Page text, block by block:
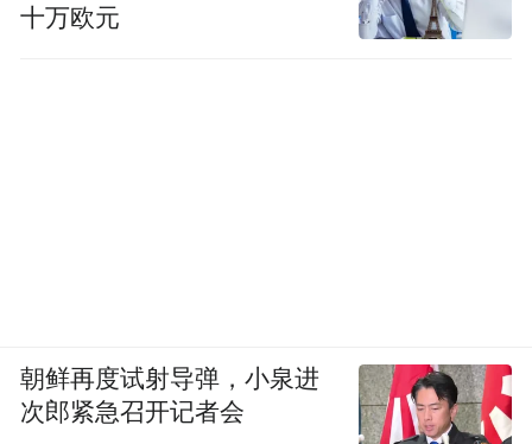
十万欧元
朝鲜再度试射导弹，小泉进
次郎紧急召开记者会